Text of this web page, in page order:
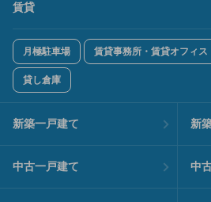
賃貸
月極駐車場 賃貸事務所・賃貸オフィス
貸し倉庫
新築一戸建て 新
中古一戸建て 中